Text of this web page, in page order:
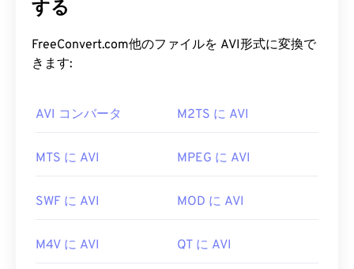
ンにとって便利です。
AIFF ファイルを開くにはどうすれ
ばいいですか?
ムに応じてWindows Media Playerまたは
には、VLCメディアプレーヤー、Audacity
Android 端末やApple以外のデバイスをご利用の場
どに変換する必要がありますのでご注意ください。
後継です。サードパーティ製プログラムのサポート
メニュー、ストリーミング、添付ファイル、3Dコ
ンテナをサポートできます。
ばいいですか?
Microsoftは、ダウンロード可能な無料の
方法は、オペレーティングシステムと互換性のある
バージョンの
Microsoft Windows Media Playerを
する
FreeConvert.com他のファイルを AVI形式に変換で
きます:
AVI コンバータ M2TS に AVI
MTS に AVI MPEG に AVI
SWF に AVI MOD に AVI
M4V に AVI QT に AVI